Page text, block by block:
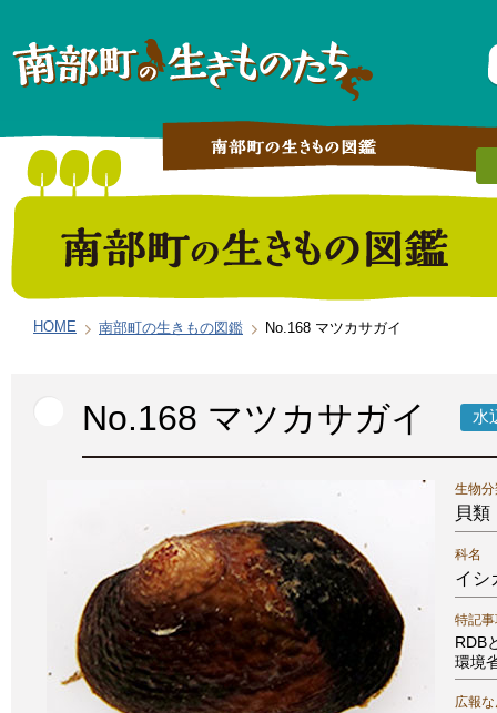
HOME 南部町の生きもの図鑑 No.168 マツカサガイ
No.168 マツカサガイ 水
生物
貝類
科名
イシ
特記
RDB
環境
広報